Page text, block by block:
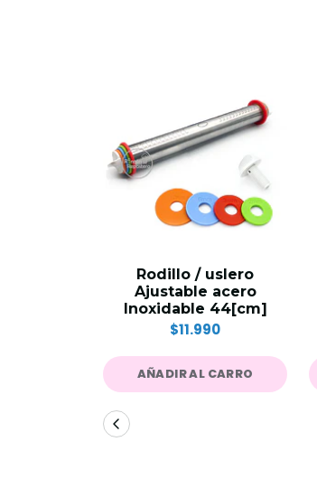
Rodillo / uslero
Ajustable acero
Inoxidable 44[cm]
$11.990
AÑADIR AL CARRO